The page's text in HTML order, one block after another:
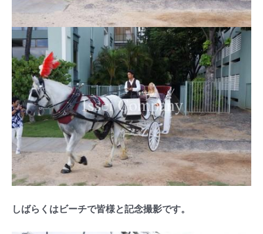
しばらくはビーチで皆様と記念撮影です。